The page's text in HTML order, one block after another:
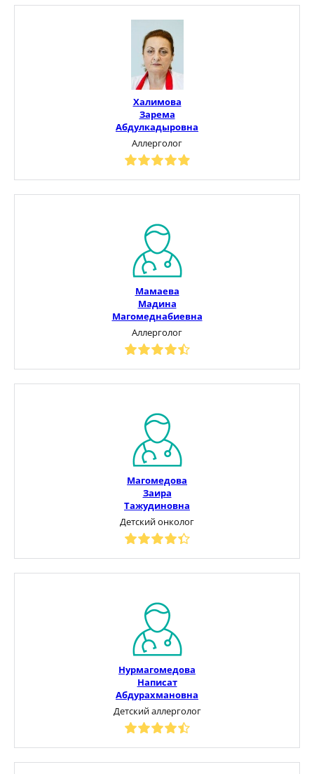
Халимова
Зарема
Абдулкадыровна
Аллерголог
Мамаева
Мадина
Магомеднабиевна
Аллерголог
Магомедова
Заира
Тажудиновна
Детский онколог
Нурмагомедова
Написат
Абдурахмановна
Детский аллерголог